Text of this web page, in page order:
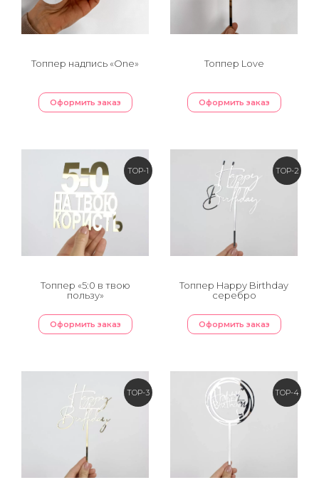
Топпер надпись «One»
Оформить заказ
Топпер Love
Оформить заказ
TOP-1
Топпер «5:0 в твою
пользу»
Оформить заказ
TOP-2
Топпер Happy Birthday
серебро
Оформить заказ
TOP-3 TOP-4